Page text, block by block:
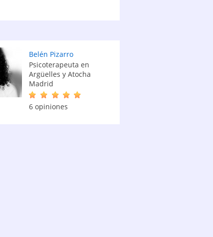
Belén Pizarro
Psicoterapeuta en
Argüelles y Atocha
Madrid
6 opiniones